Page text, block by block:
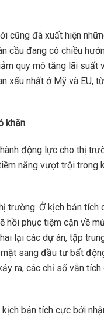
cũng đã xuất hiện
cầu đang có chiều
quy mô tăng lãi suất
xấu nhất ở Mỹ và EU,
khăn
động lực cho thị
năng vượt trội trong
trường. Ở kịch bản tích
hồi phục tiệm cận về
lại các dự án, tập
sang đầu tư bất
ra, các chỉ số vẫn
bản tích cực bởi